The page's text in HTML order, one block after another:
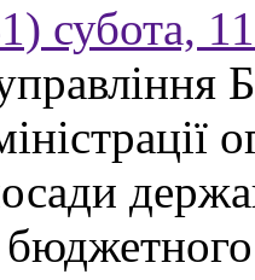
субота,
бюджетного